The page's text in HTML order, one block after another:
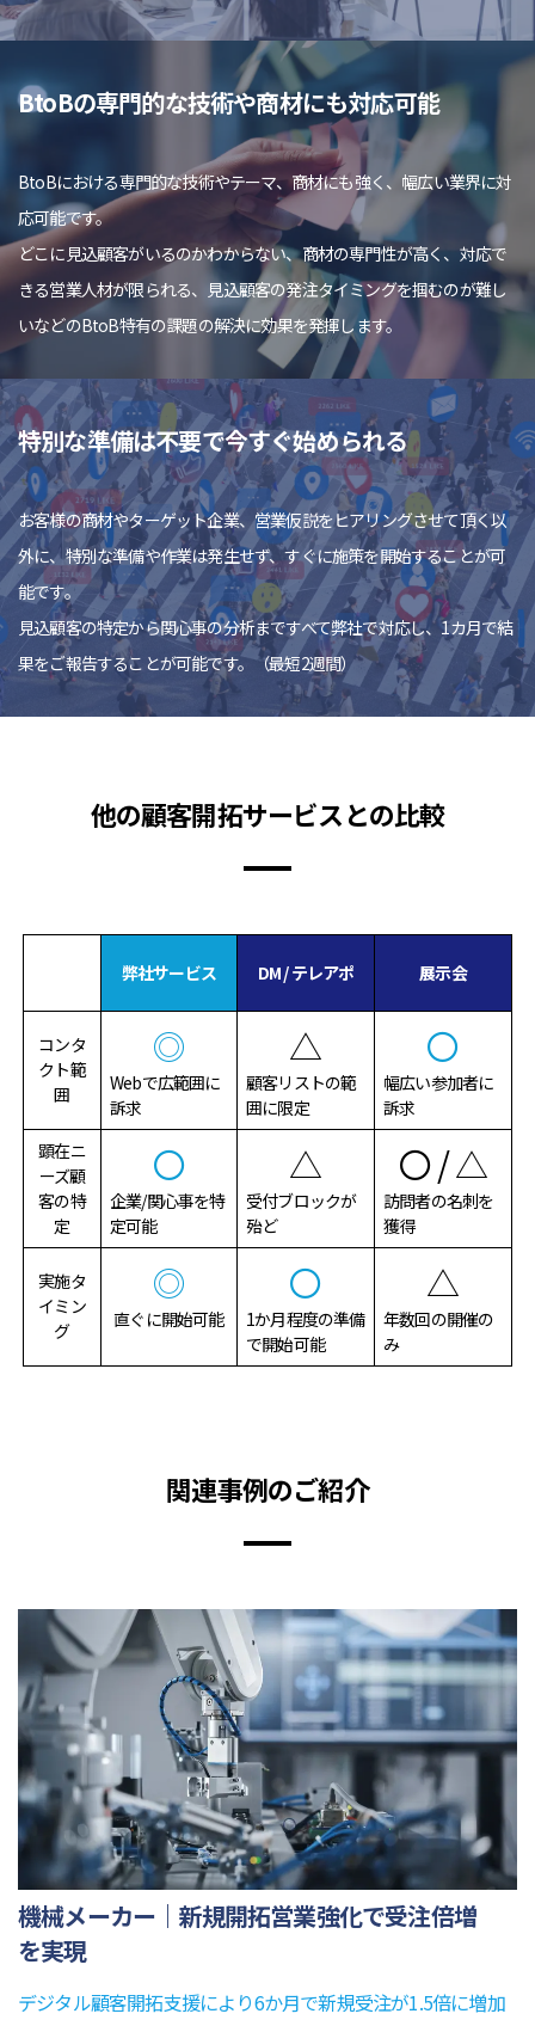
BtoBの専門的な技術や商材にも対応可能
BtoBにおける専門的な技術やテーマ、商材にも強く、幅広い業界に対
応可能です。
どこに見込顧客がいるのかわからない、商材の専門性が高く、対応で
きる営業人材が限られる、見込顧客の発注タイミングを掴むのが難し
いなどのBtoB特有の課題の解決に効果を発揮します。
特別な準備は不要で今すぐ始められる
お客様の商材やターゲット企業、営業仮説をヒアリングさせて頂く以
外に、特別な準備や作業は発生せず、すぐに施策を開始することが可
能です。
見込顧客の特定から関心事の分析まですべて弊社で対応し、1カ月で結
果をご報告することが可能です。（最短2週間）
他の顧客開拓サービスとの比較
弊社サービス DM / テレアポ 展示会
コンタ
クト範
囲
◎
Webで広範囲に
訴求
△
顧客リストの範
囲に限定
〇
幅広い参加者に
訴求
顕在ニ
ーズ顧
客の特
定
〇
企業/関心事を特
定可能
△
受付ブロックが
殆ど
〇 / △
訪問者の名刺を
獲得
実施タ
イミン
グ
◎
直ぐに開始可能
〇
1か月程度の準備
で開始可能
△
年数回の開催の
み
関連事例のご紹介
機械メーカー｜新規開拓営業強化で受注倍増
を実現
デジタル顧客開拓支援により6か月で新規受注が1.5倍に増加